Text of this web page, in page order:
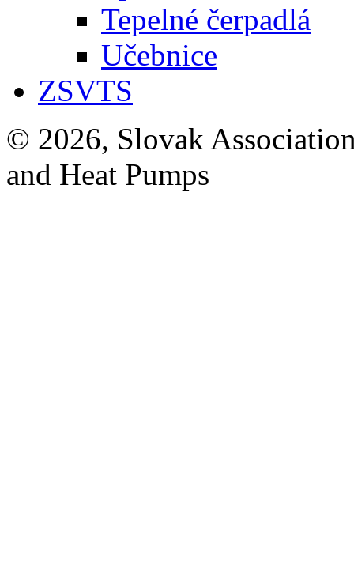
Tepelné čerpadlá
Učebnice
ZSVTS
© 2026, Slovak
and Heat Pumps